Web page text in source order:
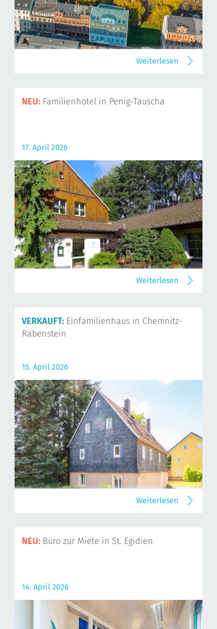
Weiterlesen
NEU: Familienhotel in Penig-Tauscha
17. April 2026
Weiterlesen
VERKAUFT: Einfamilienhaus in Chemnitz-
Rabenstein
15. April 2026
Weiterlesen
NEU: Büro zur Miete in St. Egidien
14. April 2026